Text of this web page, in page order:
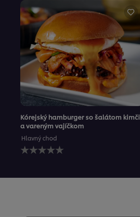
Kórejský hamburger so šalátom kimči
a vareným vajíčkom
Hlavný chod
Pre
túto
odoslané